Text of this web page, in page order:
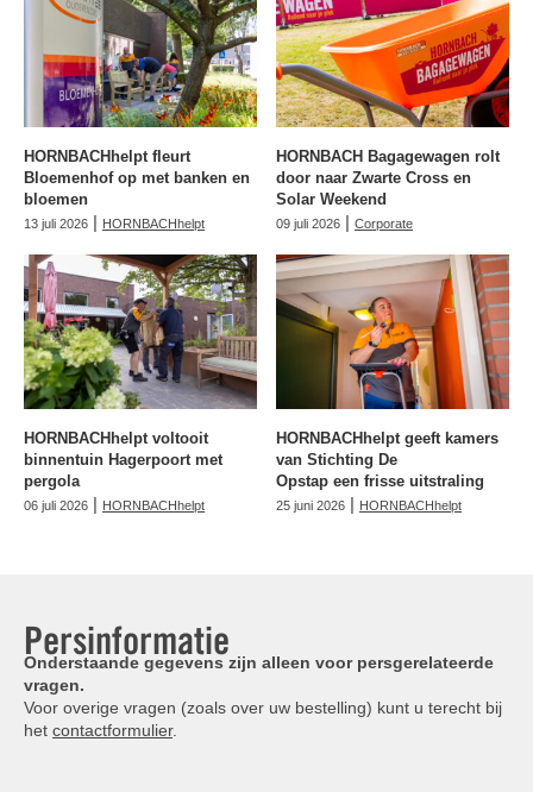
HORNBACHhelpt fleurt
Bloemenhof op met banken en
bloemen
13 juli 2026 | HORNBACHhelpt
HORNBACH Bagagewagen rolt
door naar Zwarte Cross en
Solar Weekend
09 juli 2026 | Corporate
HORNBACHhelpt voltooit
binnentuin Hagerpoort met
pergola
06 juli 2026 | HORNBACHhelpt
HORNBACHhelpt geeft kamers
van Stichting De
Opstap een frisse uitstraling
25 juni 2026 | HORNBACHhelpt
Persinformatie
Onderstaande gegevens zijn alleen voor persgerelateerde
vragen.
Voor overige vragen (zoals over uw bestelling) kunt u terecht bij
het contactformulier.